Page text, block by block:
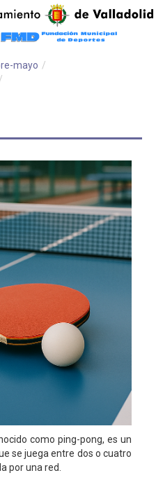
mayo /
/
como ping-pong, es un
se juega entre dos o cuatro
por una red.